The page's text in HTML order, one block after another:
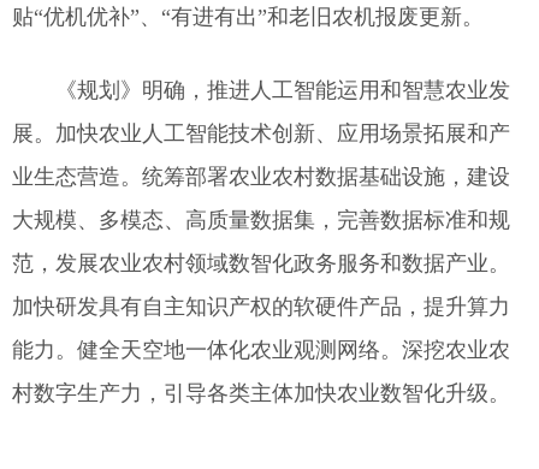
贴“优机优补”、“有进有出”和老旧农机报废更新。
《规划》明确，推进人工智能运用和智慧农业发
展。加快农业人工智能技术创新、应用场景拓展和产
业生态营造。统筹部署农业农村数据基础设施，建设
大规模、多模态、高质量数据集，完善数据标准和规
范，发展农业农村领域数智化政务服务和数据产业。
加快研发具有自主知识产权的软硬件产品，提升算力
能力。健全天空地一体化农业观测网络。深挖农业农
村数字生产力，引导各类主体加快农业数智化升级。